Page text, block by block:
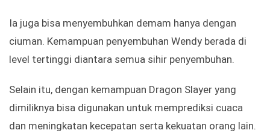
Ia juga bisa menyembuhkan demam hanya dengan
ciuman. Kemampuan penyembuhan Wendy berada di
level tertinggi diantara semua sihir penyembuhan.
Selain itu, dengan kemampuan Dragon Slayer yang
dimiliknya bisa digunakan untuk memprediksi cuaca
dan meningkatan kecepatan serta kekuatan orang lain.